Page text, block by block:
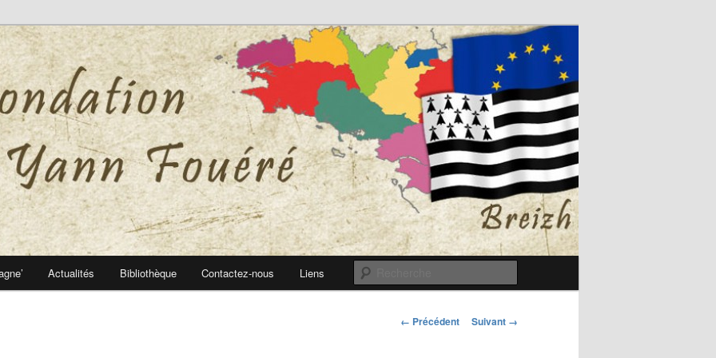
Fouéré
Fouéré
Actualités Bibliothèque Contactez-nous Liens
Navigation
← Précédent Suivant →